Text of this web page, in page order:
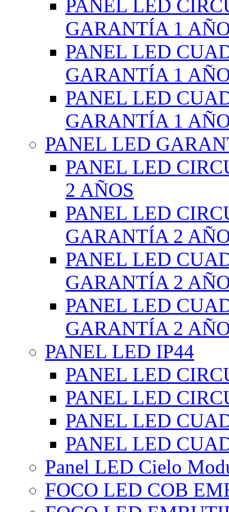
PANEL LED
GARANTÍA 1
PANEL LED
GARANTÍA 1
PANEL LED
GARANTÍA 1
PANEL LED
PANEL LED
2 AÑOS
PANEL LED
GARANTÍA 2
PANEL LED
GARANTÍA 2
PANEL LED
GARANTÍA 2
PANEL LED IP44
PANEL LED
PANEL LED
PANEL LED
PANEL LED
Panel LED Cielo
FOCO LED COB